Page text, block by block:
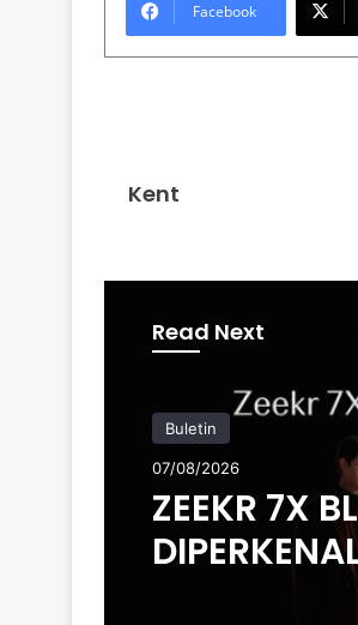
Facebook
Kent
Read Next
Buletin
07/08/2026
ZEEKR 7X
200 UNIT